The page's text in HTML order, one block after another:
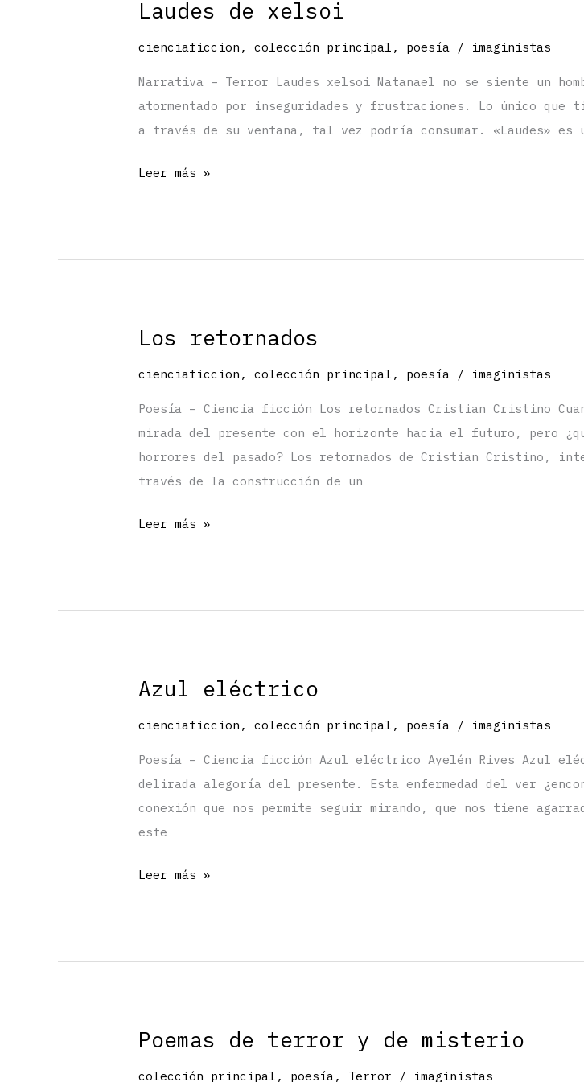
Laudes de xelsoi
cienciaficcion ,colección principal , poesía / imaginistas
Narrativa – Terror Laudes xelsoi Natanael no se siente un
atormentado por inseguridades y frustraciones. Lo único que
a través de su ventana, tal vez podría consumar. «Laudes»
Laudes
Leer más »
Los retornados
cienciaficcion ,colección principal , poesía / imaginistas
Poesía – Ciencia ficción Los retornados Cristian Cristino
mirada del presente con el horizonte hacia el futuro, pero
horrores del pasado? Los retornados de Cristian Cristino,
través de la construcción de un
Los
Leer más »
Azul eléctrico
cienciaficcion ,colección principal , poesía / imaginistas
Poesía – Ciencia ficción Azul eléctrico Ayelén Rives Azul
delirada alegoría del presente. Esta enfermedad del ver
conexión que nos permite seguir mirando, que nos tiene
este
Azul
Leer más »
Poemas de terror y de misterio
colección principal , poesía, Terror / imaginistas